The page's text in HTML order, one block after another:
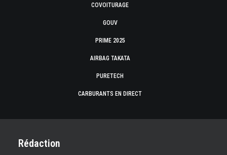
COVOITURAGE
GOUV
PRIME 2025
AIRBAG TAKATA
PURETECH
CARBURANTS EN DIRECT
Rédaction